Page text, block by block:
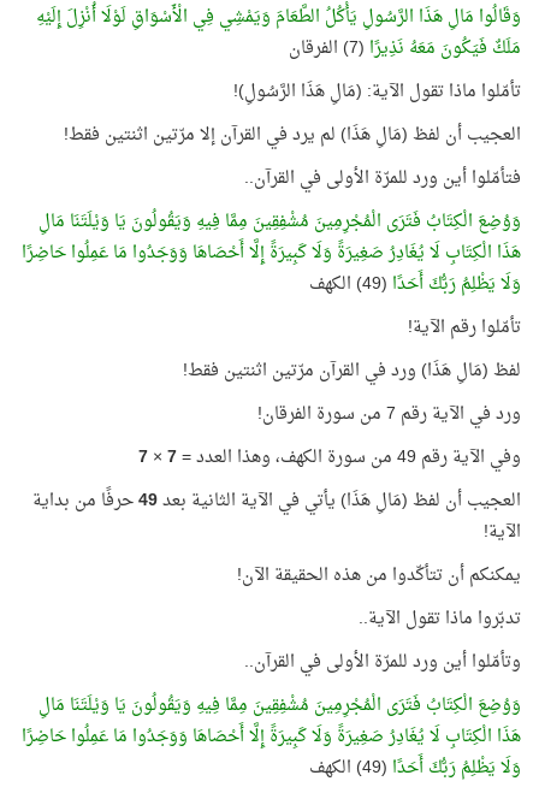
وَقَالُوا مَالِ هَذَا الرَّسُولِ يَأْكُلُ الطَّعَامَ وَيَمْشِي فِي الْأَسْوَاقِ لَوْلَا أُنْزِلَ إِلَيْهِ
مَلَكٌ فَيَكُونَ مَعَهُ نَذِيرًا (7) الفرقان
تأمّلوا ماذا تقول الآية: (مَالِ هَذَا الرَّسُولِ)!
العجيب أن لفظ (مَالِ هَذَا) لم يرد في القرآن إلا مرّتين اثنتين فقط!
فتأمّلوا أين ورد للمرّة الأولى في القرآن..
وَوُضِعَ الْكِتَابُ فَتَرَى الْمُجْرِمِينَ مُشْفِقِينَ مِمَّا فِيهِ وَيَقُولُونَ يَا وَيْلَتَنَا مَالِ
هَذَا الْكِتَابِ لَا يُغَادِرُ صَغِيرَةً وَلَا كَبِيرَةً إِلَّا أَحْصَاهَا وَوَجَدُوا مَا عَمِلُوا حَاضِرًا
وَلَا يَظْلِمُ رَبُّكَ أَحَدًا (49) الكهف
تأمّلوا رقم الآية!
لفظ (مَالِ هَذَا) ورد في القرآن مرّتين اثنتين فقط!
ورد في الآية رقم 7 من سورة الفرقان!
وفي الآية رقم 49 من سورة الكهف، وهذا العدد =
7
×
7
العجيب أن لفظ (مَالِ هَذَا) يأتي في الآية الثانية بعد49حرفًا من بداية
الآية!
يمكنكم أن تتأكّدوا من هذه الحقيقة الآن!
تدبّروا ماذا تقول الآية..
وتأمّلوا أين ورد للمرّة الأولى في القرآن..
وَوُضِعَ الْكِتَابُ فَتَرَى الْمُجْرِمِينَ مُشْفِقِينَ مِمَّا فِيهِ وَيَقُولُونَ يَا وَيْلَتَنَا مَالِ
هَذَا الْكِتَابِ لَا يُغَادِرُ صَغِيرَةً وَلَا كَبِيرَةً إِلَّا أَحْصَاهَا وَوَجَدُوا مَا عَمِلُوا حَاضِرًا
وَلَا يَظْلِمُ رَبُّكَ أَحَدًا (49) الكهف